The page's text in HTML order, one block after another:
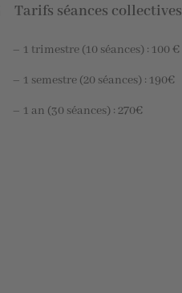
Tarifs séances collectives
– 1 trimestre (10 séances) : 100 €
– 1 semestre (20 séances) : 190€
– 1 an (30 séances) : 270€